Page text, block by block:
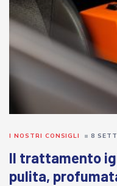
Il trattamento
pulita,
I NOSTRI CONSIGLI 8